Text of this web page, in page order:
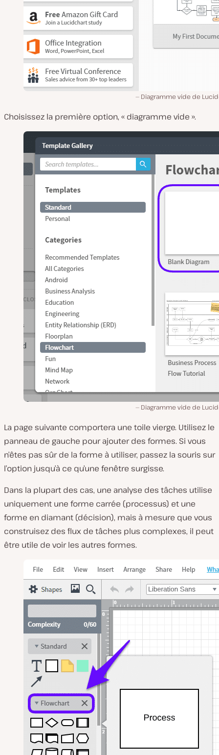
Diagramme vide de
Choisissez la première option, « diagramme vide ».
Diagramme vide de
La page suivante comportera une toile vierge. Utilisez le
panneau de gauche pour ajouter des formes. Si vous
n’êtes pas sûr de la forme à utiliser, passez la souris sur
l’option jusqu’à ce qu’une fenêtre surgisse.
Dans la plupart des cas, une analyse des tâches utilise
uniquement une forme carrée (processus) et une
forme en diamant (décision), mais à mesure que vous
construisez des flux de tâches plus complexes, il peut
être utile de voir les autres formes.